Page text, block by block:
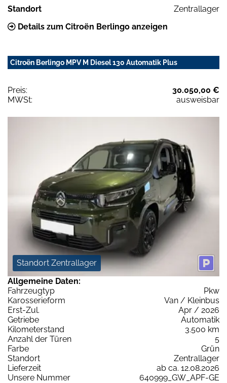
Standort
Zentrallager
Details zum Citroën Berlingo anzeigen
Citroën Berlingo MPV M Diesel 130 Automatik Plus
Preis:
30.050,00 €
MWSt:
ausweisbar
Standort Zentrallager
Allgemeine Daten:
Fahrzeugtyp
Pkw
Karosserieform
Van / Kleinbus
Erst-Zul.
Apr / 2026
Getriebe
Automatik
Kilometerstand
3.500 km
Anzahl der Türen
5
Farbe
Grün
Standort
Zentrallager
Lieferzeit
ab ca. 12.08.2026
Unsere Nummer
640999_GW_APF-GE